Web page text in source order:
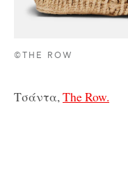
©THE ROW
Τσάντα,The Row.